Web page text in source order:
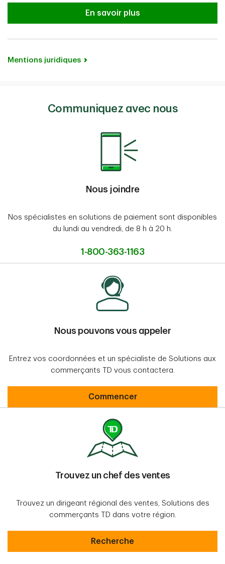
TD iCT250
En savoir plus
Mentions juridiques
Communiquez avec nous
Nous joindre
Nos spécialistes en solutions de paiement sont disponibles
du lundi au vendredi, de 8 h à 20 h.
1-800-363-1163
Nous pouvons vous appeler
Entrez vos coordonnées et un spécialiste de Solutions aux
commerçants TD vous contactera.
Nous pouvons vous appeler
Commencer
Trouvez un chef des ventes
Trouvez un dirigeant régional des ventes, Solutions des
commerçants TD dans votre région.
Trouvez un chef des ventes
Recherche